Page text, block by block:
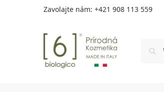
Zavolajte nám: +421 908 113 559